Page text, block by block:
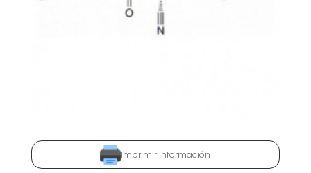
Imprimir información